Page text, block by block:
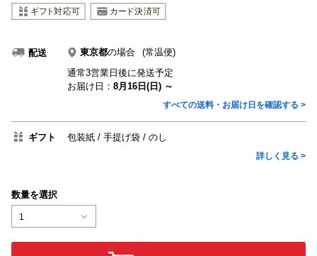
配送 東京都の場合
(常温便)
通常3営業日後に発送予定
お届け日： 8月16日(日) ～
すべての送料・お届け日を確認する >
ギフト 包装紙 手提げ袋 のし
詳しく見る >
数量を選択
1